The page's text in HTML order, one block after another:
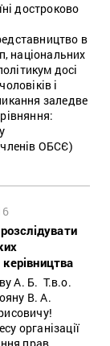
достроково
в
національних
досі
і
заледве
ОБСЄ)
А. Б. Т.в.о.
В. А.
організації